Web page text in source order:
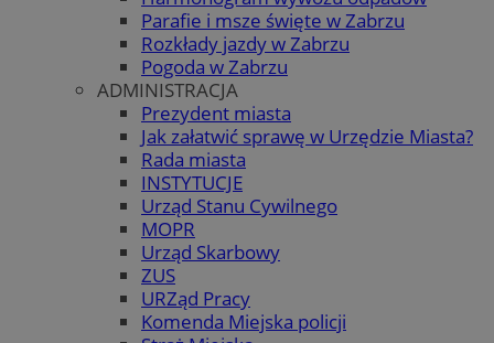
Parafie i msze święte w Zabrzu
Rozkłady jazdy w Zabrzu
Pogoda w Zabrzu
ADMINISTRACJA
Prezydent miasta
Jak załatwić sprawę w Urzędzie Miasta?
Rada miasta
INSTYTUCJE
Urząd Stanu Cywilnego
MOPR
Urząd Skarbowy
ZUS
URZąd Pracy
Komenda Miejska policji